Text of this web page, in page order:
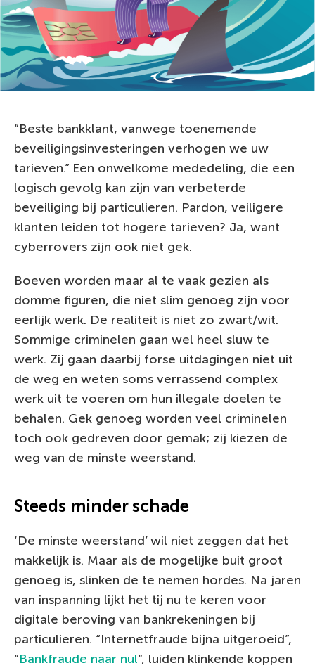
“Beste bankklant, vanwege toenemende
beveiligingsinvesteringen verhogen we uw
tarieven.” Een onwelkome mededeling, die een
logisch gevolg kan zijn van verbeterde
beveiliging bij particulieren. Pardon, veiligere
klanten leiden tot hogere tarieven? Ja, want
cyberrovers zijn ook niet gek.
Boeven worden maar al te vaak gezien als
domme figuren, die niet slim genoeg zijn voor
eerlijk werk. De realiteit is niet zo zwart/wit.
Sommige criminelen gaan wel heel sluw te
werk. Zij gaan daarbij forse uitdagingen niet uit
de weg en weten soms verrassend complex
werk uit te voeren om hun illegale doelen te
behalen. Gek genoeg worden veel criminelen
toch ook gedreven door gemak; zij kiezen de
weg van de minste weerstand.
Steeds minder schade
‘De minste weerstand’ wil niet zeggen dat het
makkelijk is. Maar als de mogelijke buit groot
genoeg is, slinken de te nemen hordes. Na jaren
van inspanning lijkt het tij nu te keren voor
digitale beroving van bankrekeningen bij
particulieren. “Internetfraude bijna uitgeroeid”,
“Bankfraude naar nul“, luiden klinkende koppen